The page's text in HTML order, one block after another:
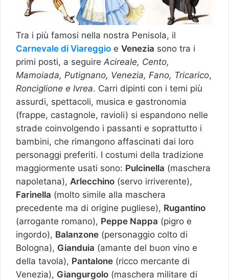
Tra i più famosi nella nostra Penisola, il
Carnevale di Viareggio e Venezia sono tra i
primi posti, a seguire Acireale, Cento,
Mamoiada, Putignano, Venezia, Fano, Tricarico,
Ronciglione e Ivrea. Carri dipinti con i temi più
assurdi, spettacoli, musica e gastronomia
(frappe, castagnole, ravioli) si espandono nelle
strade coinvolgendo i passanti e soprattutto i
bambini, che rimangono affascinati dai loro
personaggi preferiti. I costumi della tradizione
maggiormente usati sono: Pulcinella (maschera
napoletana), Arlecchino (servo irriverente),
Farinella (molto simile alla maschera
precedente ma di origine pugliese), Rugantino
(arrogante romano), Peppe Nappa (pigro e
ingordo), Balanzone (personaggio colto di
Bologna), Gianduia (amante del buon vino e
della tavola), Pantalone (ricco mercante di
Venezia), Giangurgolo (maschera militare di